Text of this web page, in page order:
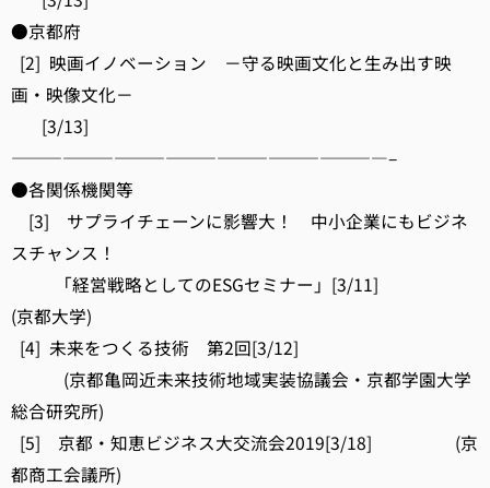
●京都府
[2] 映画イノベーション －守る映画文化と生み出す映
画・映像文化－
[3/13]
——————————————————————–
●各関係機関等
[3] サプライチェーンに影響大！ 中小企業にもビジネ
スチャンス！
「経営戦略としてのESGセミナー」[3/11]
(京都大学)
[4] 未来をつくる技術 第2回[3/12]
(京都亀岡近未来技術地域実装協議会・京都学園大学
総合研究所)
[5] 京都・知恵ビジネス大交流会2019[3/18] (京
都商工会議所)